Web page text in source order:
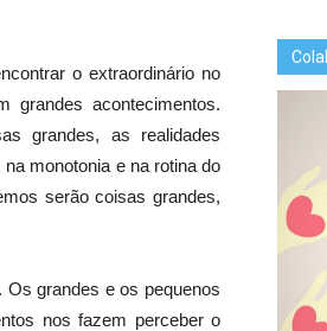
o extraordinário no
acontecimentos.
grandes, as realidades
monotonia e na rotina do
serão coisas grandes,
grandes e os pequenos
nos fazem perceber o